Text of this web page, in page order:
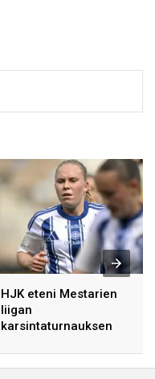
HJK eteni Mestarien
liigan
karsintaturnauksen
finaalissa vastassa PSV